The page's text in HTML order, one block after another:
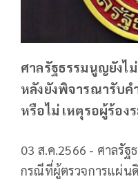
ศาลรัฐธรรมนูญยังไ
หลังยังพิจารณารับค
หรือไม่ เหตุรอผู้ร้อง
03 ส.ค.2566 - ศาลรั
กรณีที่ผู้ตรวจการแผ่น